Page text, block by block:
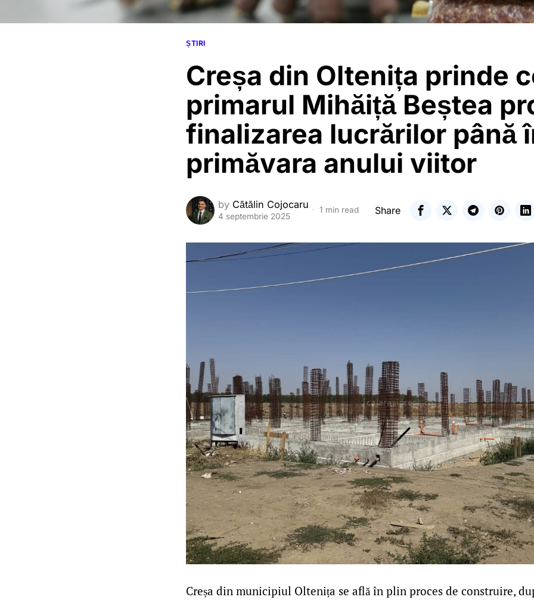
ȘTIRI
Creșa din Oltenița prinde
primarul Mihăiță Beștea
finalizarea lucrărilor până
primăvara anului viitor
by Cătălin Cojocaru
4 septembrie 2025
1 min read Share
Creșa din municipiul Oltenița se află în plin proces de construire,